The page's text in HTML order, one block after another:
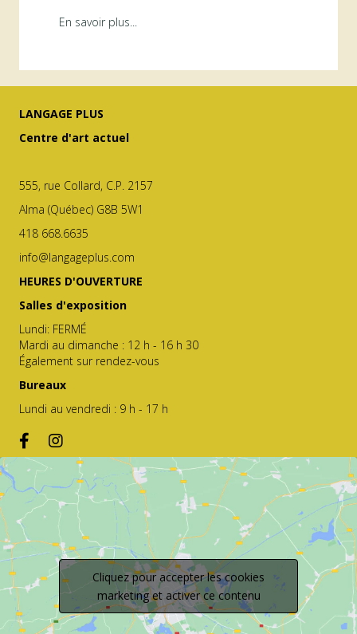
RAYON
En savoir plus...
LANGAGE PLUS
Centre d'art actuel
555, rue Collard, C.P. 2157
Alma (Québec) G8B 5W1
418 668.6635
info@langageplus.com
HEURES D'OUVERTURE
Salles d'exposition
Lundi: FERMÉ
Mardi au dimanche : 12 h - 16 h 30
Également sur rendez-vous
Bureaux
Lundi au vendredi : 9 h - 17 h
Cliquez pour accepter les cookies
marketing et activer ce contenu